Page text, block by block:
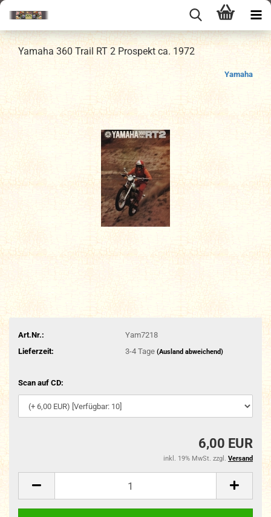
Yamaha 360 Trail RT 2 Prospekt ca. 1972
Yamaha
Art.Nr.:
Yam7218
Lieferzeit:
3-4 Tage (Ausland abweichend)
Scan auf CD:
6,00 EUR
inkl. 19% MwSt. zzgl. Versand